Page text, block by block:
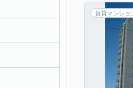
賃貸マンショ